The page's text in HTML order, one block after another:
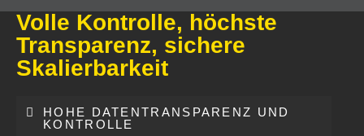
Volle Kontrolle, höchste
Transparenz, sichere
Skalierbarkeit
HOHE DATENTRANSPARENZ UND
KONTROLLE